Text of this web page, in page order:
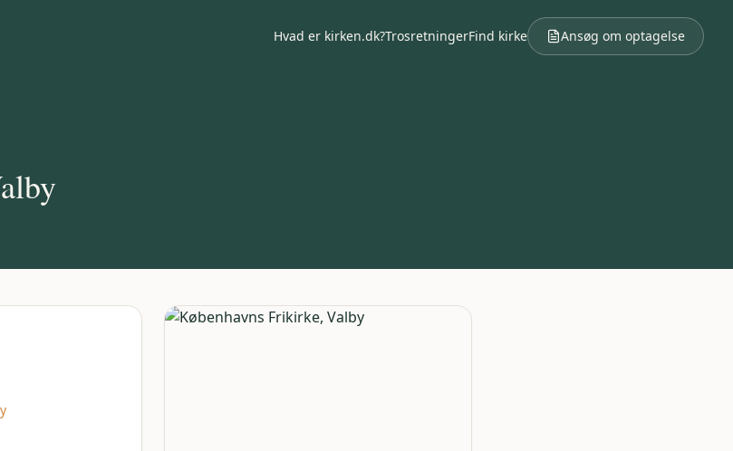
Hvad er kirken.dk?TrosretningerFind kirke Ansøg om optagelse